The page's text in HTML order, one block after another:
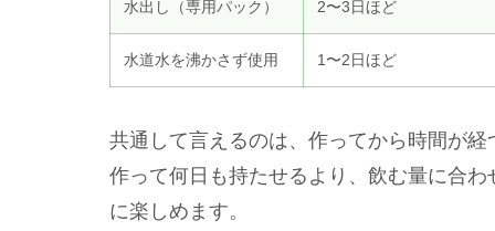
水出し（専用パック） 2〜3日ほど
水道水を沸かさず使用 1〜2日ほど
共通して言えるのは、作ってから時間が
作って何日も持たせるより、飲む量に合
に楽しめます。